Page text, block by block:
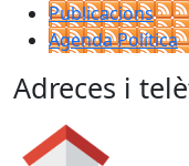
Publicacions
Agenda Política
Adreces i